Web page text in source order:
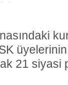
21 siyasi